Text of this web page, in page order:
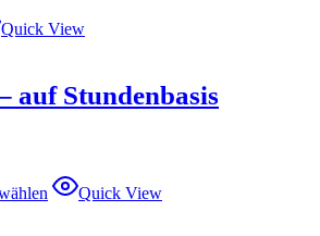
der
werden
Quick View
auf Stundenbasis
Dieses
Produkt
Quick View